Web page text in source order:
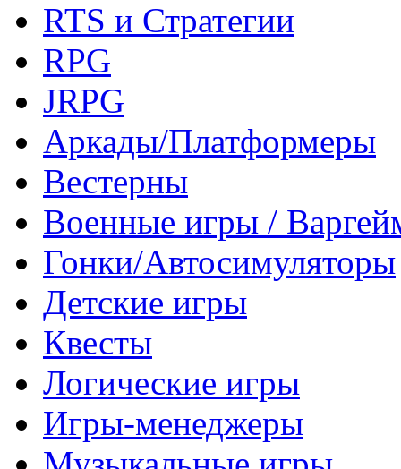
RTS и Стратегии
RPG
JRPG
Аркады/Платформеры
Вестерны
Военные игры /
Гонки/Автосимуляторы
Детские игры
Квесты
Логические игры
Игры-менеджеры